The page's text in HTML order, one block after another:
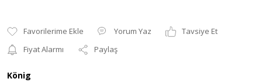
Yorum Yaz
Tavsiye Et
Fiyat Alarmı
Paylaş
König